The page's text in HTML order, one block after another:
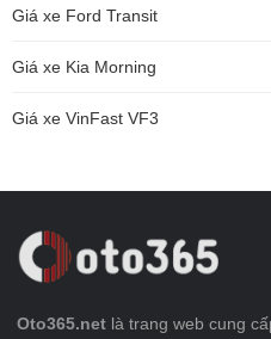
Giá xe Ford Transit
Giá xe Kia Morning
Giá xe VinFast VF3
Oto365.net là trang web cung